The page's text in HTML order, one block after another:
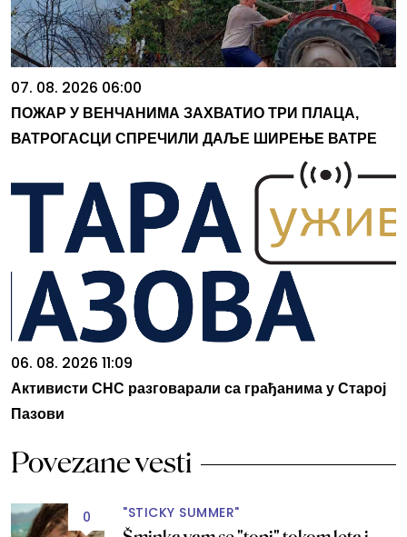
07. 08. 2026 06:00
ПОЖАР У ВЕНЧАНИМА ЗАХВАТИО ТРИ ПЛАЦА,
ВАТРОГАСЦИ СПРЕЧИЛИ ДАЉЕ ШИРЕЊЕ ВАТРЕ
06. 08. 2026 11:09
Активисти СНС разговарали са грађанима у Старој
Пазови
Povezane vesti
0 "STICKY SUMMER"